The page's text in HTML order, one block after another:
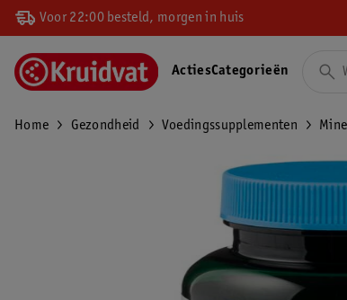
Voor 22:00 besteld, morgen in huis
ActiesCategorieën
Home Gezondheid Voedingssupplementen